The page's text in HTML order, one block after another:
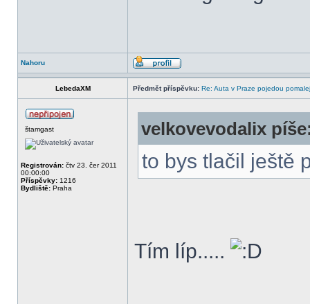
Nahoru
LebedaXM Předmět příspěvku: Re: Auta v Praze pojedou
štamgast
Registrován: čtv 23. čer 2011
00:00:00
Příspěvky: 1216
Bydliště: Praha
velkovevodalix
to bys tlačil ještě
Tím líp.....